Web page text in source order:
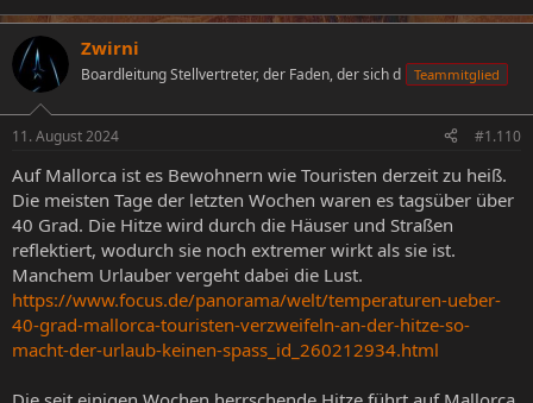
Zwirni
Boardleitung Stellvertreter, der Faden, der sich d Teammitglied
11. August 2024 #1.110
Auf Mallorca ist es Bewohnern wie Touristen derzeit zu heiß.
Die meisten Tage der letzten Wochen waren es tagsüber über
40 Grad. Die Hitze wird durch die Häuser und Straßen
reflektiert, wodurch sie noch extremer wirkt als sie ist.
Manchem Urlauber vergeht dabei die Lust.
https://www.focus.de/panorama/welt/temperaturen-ueber-
40-grad-mallorca-touristen-verzweifeln-an-der-hitze-so-
macht-der-urlaub-keinen-spass_id_260212934.html